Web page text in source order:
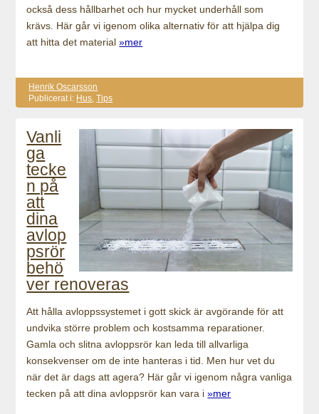
också dess hållbarhet och hur mycket underhåll som
krävs. Här går vi igenom olika alternativ för att hjälpa dig
att hitta det material»mer
Henrik Oscarsson
Publicerat i: Hus ,Tips
Vanli
ga
tecke
n på
att
dina
avlop
psrör
behö
ver renoveras
Att hålla avloppssystemet i gott skick är avgörande för att
undvika större problem och kostsamma reparationer.
Gamla och slitna avloppsrör kan leda till allvarliga
konsekvenser om de inte hanteras i tid. Men hur vet du
när det är dags att agera? Här går vi igenom några vanliga
tecken på att dina avloppsrör kan vara i»mer